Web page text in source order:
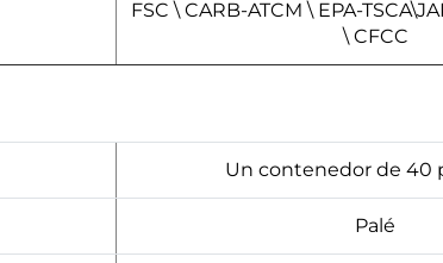
FSC \ CARB-ATCM \ EPA-
\ CFCC
Un contenedor de 40
Palé